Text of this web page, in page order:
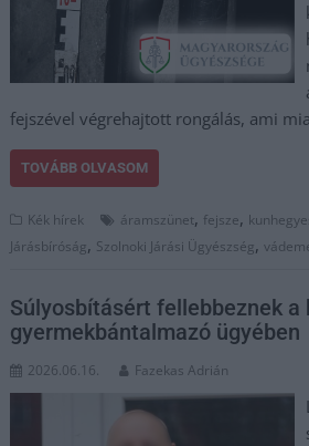
fejszével végrehajtott rongálás, ami
TOVÁBB OLVASOM
Kék hírek áramszünet, fejsze,
Járásbíróság, Szolnoki Járási Ügyészség,
Súlyosbításért fellebbeznek a
gyermekbántalmazó ügyében
2026.06.16. Fazekas Adrián